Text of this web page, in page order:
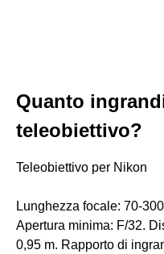
Quanto
teleobiettivo?
Teleobiettivo per Nikon
Lunghezza focale: 70-
Apertura minima: F/32.
0,95 m. Rapporto di